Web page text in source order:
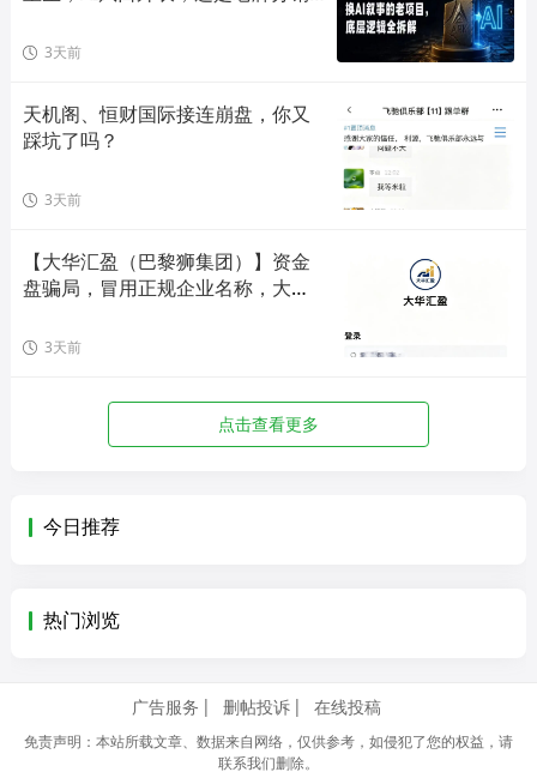
3天前
天机阁、恒财国际接连崩盘，你又
踩坑了吗？
3天前
【大华汇盈（巴黎狮集团）】资金
盘骗局，冒用正规企业名称，大量
3天前
点击查看更多
今日推荐
热门浏览
广告服务 删帖投诉 在线投稿
免责声明：本站所载文章、数据来自网络，仅供参考，如侵犯了您的权益，请
联系我们删除。